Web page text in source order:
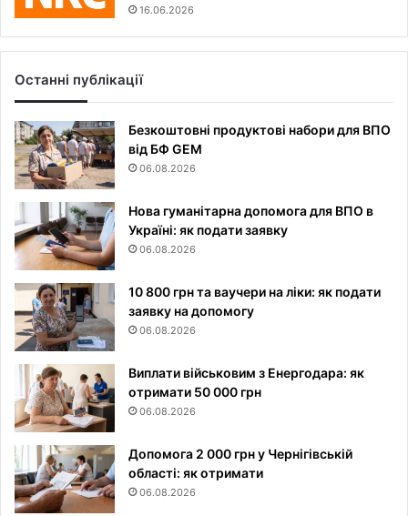
16.06.2026
Останні публікації
Безкоштовні продуктові набори для ВПО
від БФ GEM
06.08.2026
Нова гуманітарна допомога для ВПО в
Україні: як подати заявку
06.08.2026
10 800 грн та ваучери на ліки: як подати
заявку на допомогу
06.08.2026
Виплати військовим з Енергодара: як
отримати 50 000 грн
06.08.2026
Допомога 2 000 грн у Чернігівській
області: як отримати
06.08.2026